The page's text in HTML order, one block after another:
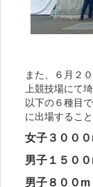
また、６月２
上競技場にて
以下の６種目
に出場するこ
女子３００
男子１５０
男子８００